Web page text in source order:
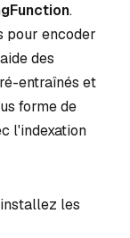
.
pour encoder
des
entraînés et
forme de
l'indexation
les